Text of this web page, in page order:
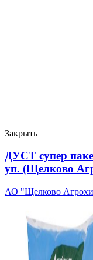
Закрыть
ДУСТ супер
уп. (Щелково
АО "Щелково